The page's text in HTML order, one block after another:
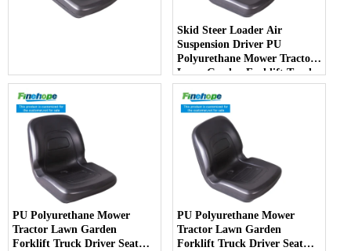
Skid Steer Loader Air
Suspension Driver PU
Polyurethane Mower Tractor
Lawn Garden Forklift Truck
Driver Seat China
Manufacturer - COPY - jlotia
PU Polyurethane Mower
Tractor Lawn Garden
Forklift Truck Driver Seat
PU Polyurethane Mower
Tractor Lawn Garden
Forklift Truck Driver Seat